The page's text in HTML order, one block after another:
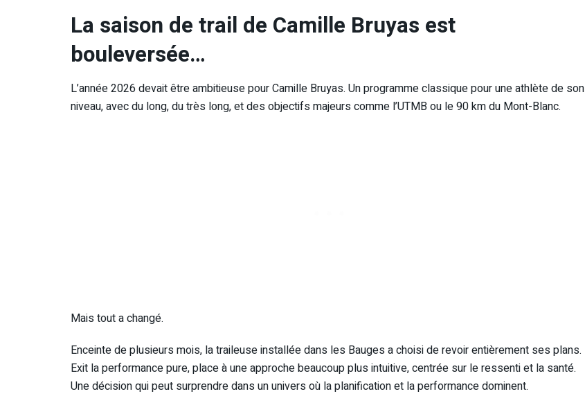
La saison de trail de Camille Bruyas est
bouleversée…
L’année 2026 devait être ambitieuse pour Camille Bruyas. Un programme classique pour une athlète de son
niveau, avec du long, du très long, et des objectifs majeurs comme l’UTMB ou le 90 km du Mont-Blanc.
Mais tout a changé.
Enceinte de plusieurs mois, la traileuse installée dans les Bauges a choisi de revoir entièrement ses plans.
Exit la performance pure, place à une approche beaucoup plus intuitive, centrée sur le ressenti et la santé.
Une décision qui peut surprendre dans un univers où la planification et la performance dominent.